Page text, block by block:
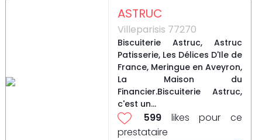
ASTRUC
Villeparisis 77270
Biscuiterie Astruc, Astruc
Patisserie, Les Délices D'Ile de
France, Meringue en Aveyron,
La Maison du
Financier.Biscuiterie Astruc,
c'est un...
599 likes pour ce
prestataire